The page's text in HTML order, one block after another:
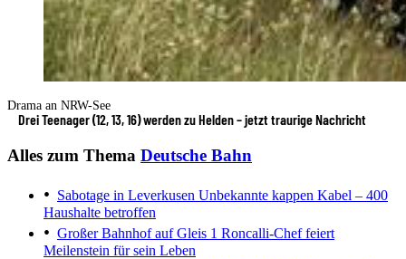
Drama an NRW-See
Drei Teenager (12, 13, 16) werden zu Helden – jetzt traurige Nachricht
Alles zum Thema Deutsche Bahn
Sabotage in Leverkusen Unbekannte kappen Kabel – 400
Haushalte betroffen
Großer Bahnhof auf Gleis 1 Roncalli-Chef feiert
Meilenstein für sein Leben